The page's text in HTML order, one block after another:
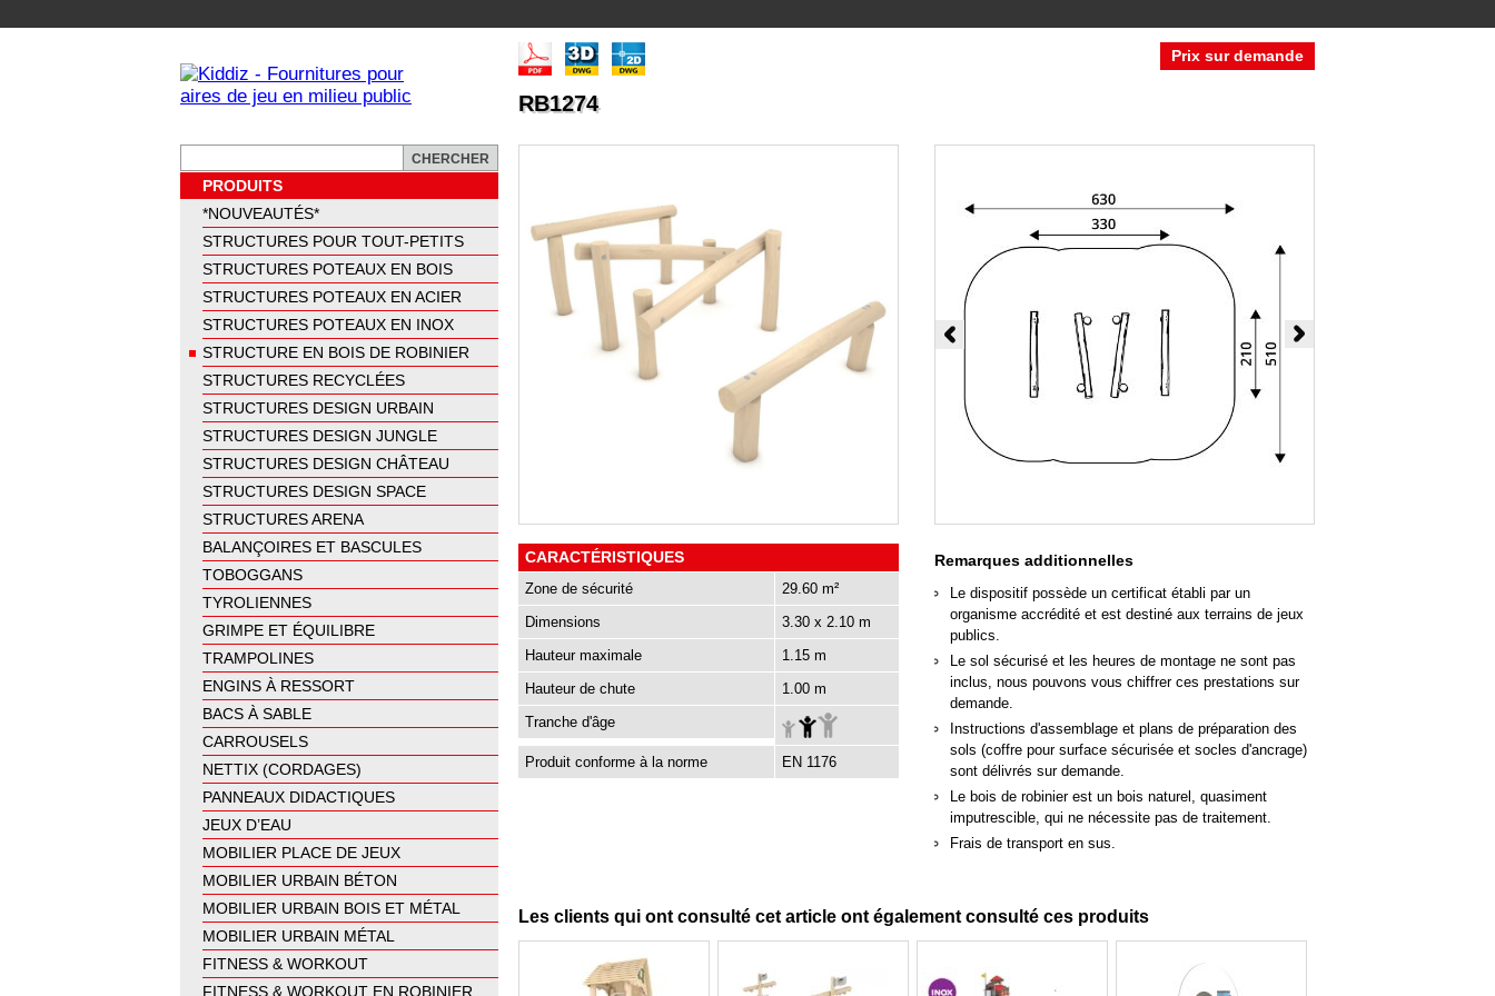
PRODUITS
*NOUVEAUTÉS*
STRUCTURES POUR TOUT-PETITS
STRUCTURES POTEAUX EN BOIS
STRUCTURES POTEAUX EN ACIER
STRUCTURES POTEAUX EN INOX
STRUCTURE EN BOIS DE ROBINIER
STRUCTURES RECYCLÉES
STRUCTURES DESIGN URBAIN
STRUCTURES DESIGN JUNGLE
STRUCTURES DESIGN CHÂTEAU
STRUCTURES DESIGN SPACE
STRUCTURES ARENA
BALANÇOIRES ET BASCULES
TOBOGGANS
TYROLIENNES
GRIMPE ET ÉQUILIBRE
TRAMPOLINES
ENGINS À RESSORT
BACS À SABLE
CARROUSELS
NETTIX (CORDAGES)
PANNEAUX DIDACTIQUES
JEUX D’EAU
MOBILIER PLACE DE JEUX
MOBILIER URBAIN BÉTON
MOBILIER URBAIN BOIS ET MÉTAL
MOBILIER URBAIN MÉTAL
FITNESS & WORKOUT
FITNESS & WORKOUT EN ROBINIER
RB1274
Prix sur demande
CARACTÉRISTIQUES
Zone de sécurité
29.60 m²
Dimensions
3.30 x 2.10 m
Hauteur maximale
1.15 m
Hauteur de chute
1.00 m
Tranche d'âge
Produit conforme à la norme EN 1176
Remarques additionnelles
Le dispositif possède un certificat établi par un
organisme accrédité et est destiné aux terrains de jeux
publics.
Le sol sécurisé et les heures de montage ne sont pas
inclus, nous pouvons vous chiffrer ces prestations sur
demande.
Instructions d'assemblage et plans de préparation des
sols (coffre pour surface sécurisée et socles d'ancrage)
sont délivrés sur demande.
Le bois de robinier est un bois naturel, quasiment
imputrescible, qui ne nécessite pas de traitement.
Frais de transport en sus.
Les clients qui ont consulté cet article ont également consulté ces produits